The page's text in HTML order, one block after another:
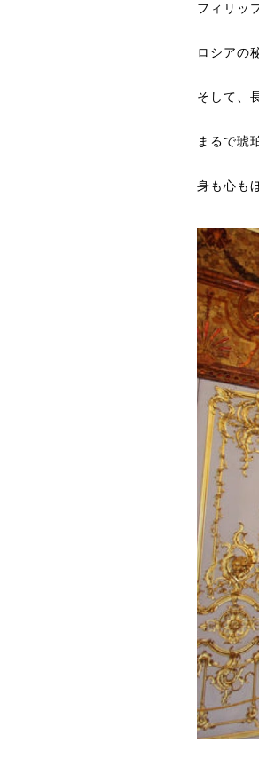
フィリッ
ロシアの
そして、
まるで琥
身も心も